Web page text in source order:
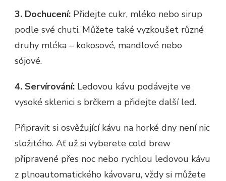
3. Dochucení: Přidejte cukr, mléko nebo sirup
podle své chuti. Můžete také vyzkoušet různé
druhy mléka – kokosové, mandlové nebo
sójové.
4. Servírování: Ledovou kávu podávejte ve
vysoké sklenici s brčkem a přidejte další led.
Připravit si osvěžující kávu na horké dny není nic
složitého. Ať už si vyberete cold brew
připravené přes noc nebo rychlou ledovou kávu
z plnoautomatického kávovaru, vždy si můžete